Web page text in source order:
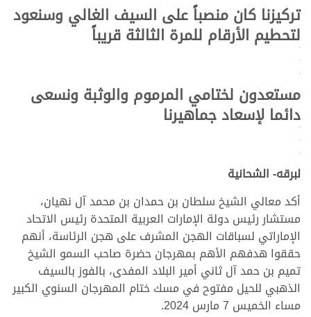
تركيزنا كان منصباً على السيف الغالي وسنعود
لتحطيم الأرقام للمرة الثالثة قريباً>
>
>
مستعدون لختامي المرموم والوثبة ونسعى
دائما لإسعاد جماهيرنا>
>
>
لبرقه- الشحانية
أكد معالي الشيخ سلطان بن حمدان بن محمد آل نهيان،
مستشار رئيس دولة الإمارات العربية المتحدة رئيس الاتحاد
الإماراتي لسباقات الهجن المشرف على هجن الرئاسة، أنهم
حققوا هدفهم الأهم بمهرجان حضرة صاحب السمو الشيخ
تميم بن حمد آل ثاني أمير البلاد المفدى، بالفوز بالسيف
الذهبي للحيل مفتوح في مسك ختام المهرجان السنوي الكبير
مساء الخميس 7 مارس 2024.